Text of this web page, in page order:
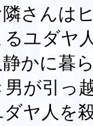
さんは
ユダヤ
かに暮
男が引っ
ヤ人を